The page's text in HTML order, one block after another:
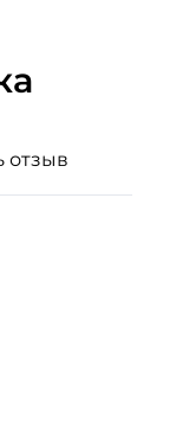
отзыв